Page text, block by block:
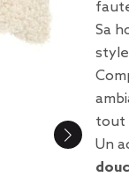
Sa
tout
Un